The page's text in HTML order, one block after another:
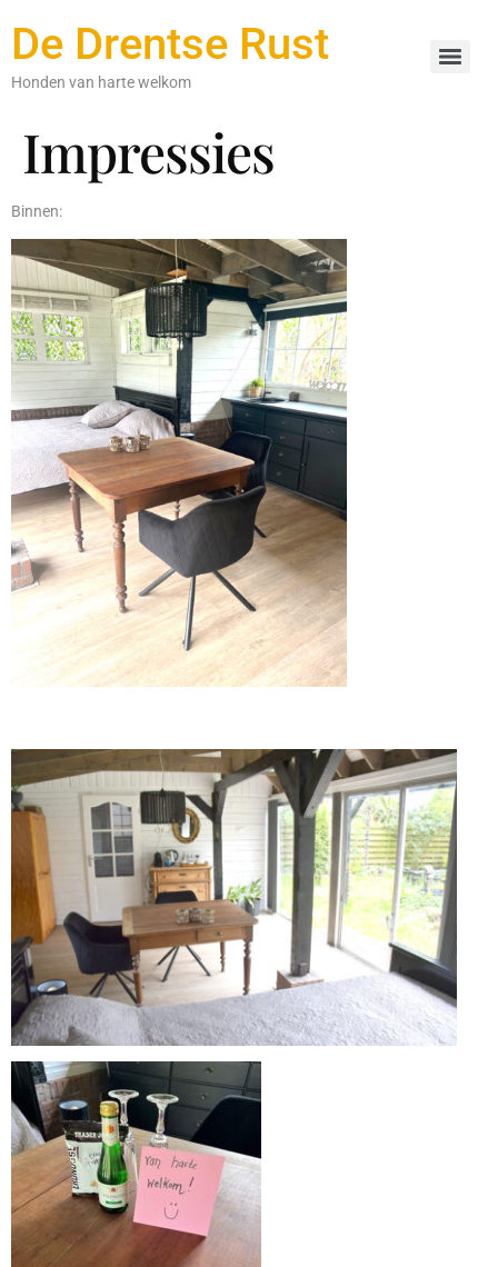
De Drentse Rust
Honden van harte welkom
Impressies
Binnen: